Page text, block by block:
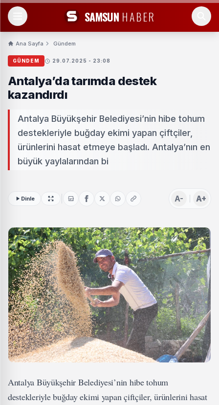
SAMSUN HABER
Ana Sayfa Gündem
GÜNDEM 29.07.2025 - 23:08
Antalya’da tarımda destek
kazandırdı
Antalya Büyükşehir Belediyesi’nin hibe tohum
destekleriyle buğday ekimi yapan çiftçiler,
ürünlerini hasat etmeye başladı. Antalya’nın en
büyük yaylalarından bi
Dinle A- A+
Antalya Büyükşehir Belediyesi’nin hibe tohum
destekleriyle buğday ekimi yapan çiftçiler, ürünlerini hasat